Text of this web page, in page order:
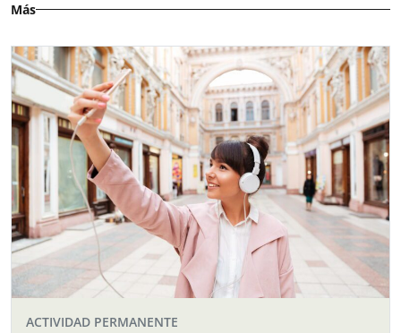
Más
ACTIVIDAD PERMANENTE